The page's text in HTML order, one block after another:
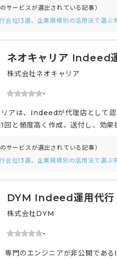
ことで、Indeedの広告運用のみ
サービスが選出されている記事）
会社13選。企業規模別の活用法で選ぶ
ネオキャリア Indeed
株式会社ネオキャリア
-
アは、Indeedが代理店として
回と頻度高く作成、送付し、効
覧に合わせたページ改善を行った
サービスが選出されている記事）
会社13選。企業規模別の活用法で選ぶ
DYM Indeed運用代行
株式会社DYM
-
専門のエンジニアが非公開であ